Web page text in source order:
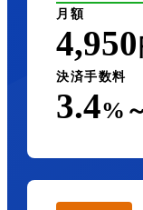
月額
4,950
決済手数料
3.4%